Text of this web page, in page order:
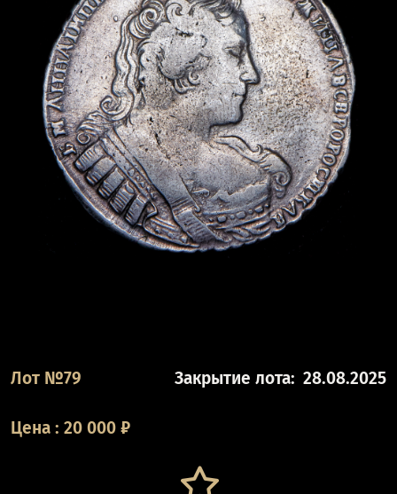
Лот №79 Закрытие лота: 28.08.2025
Цена : 20 000 ₽